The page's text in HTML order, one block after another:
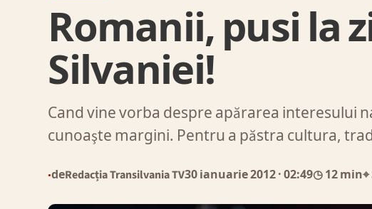
Romanii, pusi la
Silvaniei!
Cand vine vorba despre apărarea interesului
cunoaşte margini. Pentru a păstra cultura,
●deRedacția Transilvania TV30 ianuarie 2012· 02:49◷ 12 min⌖